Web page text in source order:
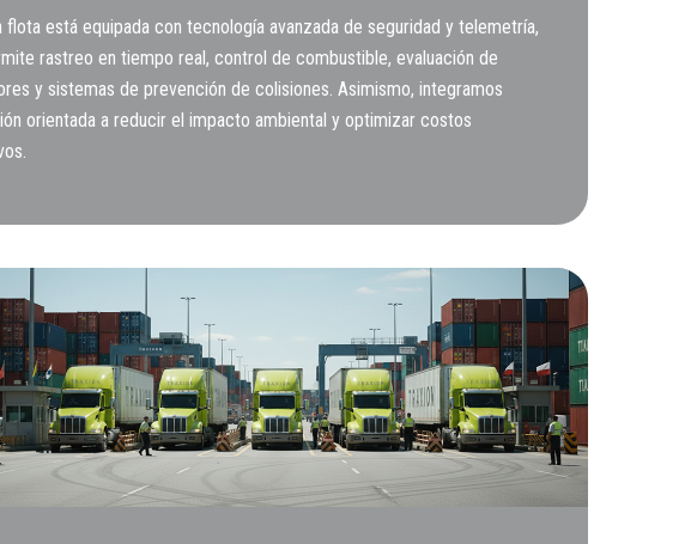
flota está equipada con tecnología avanzada de seguridad y telemetría,
rastreo en tiempo real, control de combustible, evaluación de
y sistemas de prevención de colisiones. Asimismo, integramos
orientada a reducir el impacto ambiental y optimizar costos